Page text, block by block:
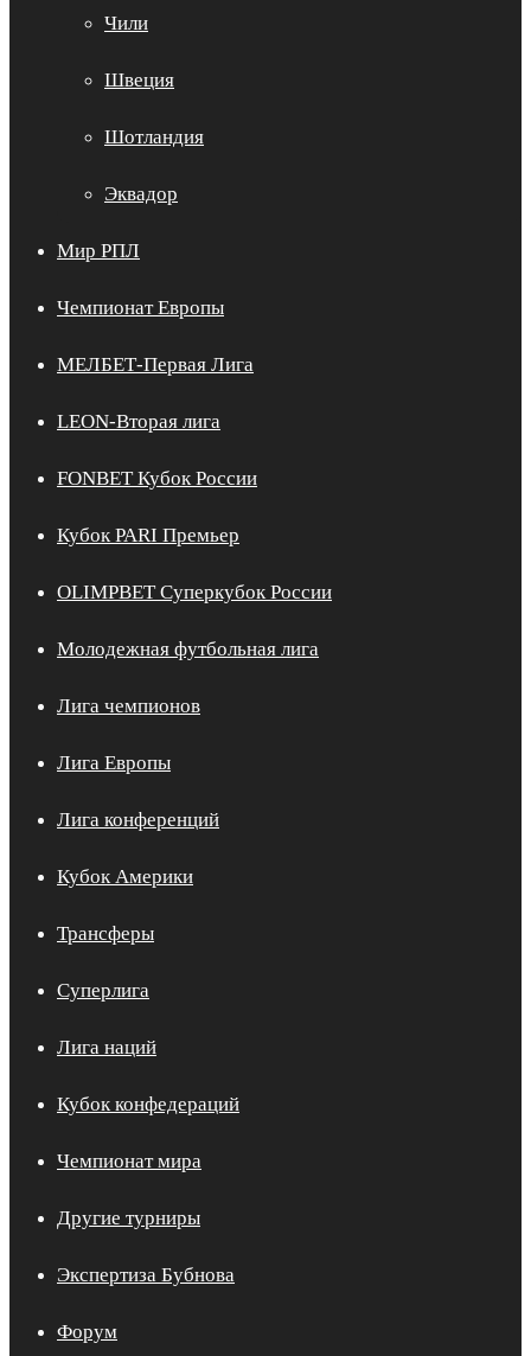
Чили
Швеция
Шотландия
Эквадор
Мир РПЛ
Чемпионат Европы
МЕЛБЕТ-Первая Лига
LEON-Вторая лига
FONBET Кубок России
Кубок PARI Премьер
OLIMPBET Суперкубок России
Молодежная футбольная лига
Лига чемпионов
Лига Европы
Лига конференций
Кубок Америки
Трансферы
Суперлига
Лига наций
Кубок конфедераций
Чемпионат мира
Другие турниры
Экспертиза Бубнова
Форум